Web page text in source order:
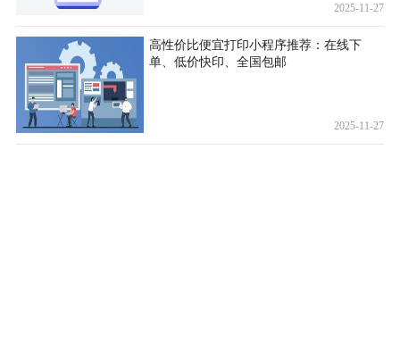
2025-11-27
高性价比便宜打印小程序推荐：在线下
单、低价快印、全国包邮
2025-11-27